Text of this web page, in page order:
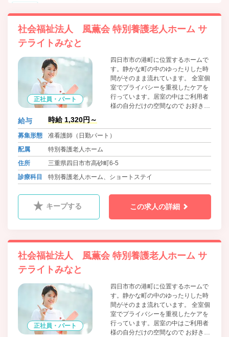
社会福祉法人 風薫会 特別養護老人ホーム サ
テライトみなと
正社員・パート
四日市市の港町に位置するホームで
す。静かな町の中のゆったりした時
間がそのまま流れています。 全室個
室でプライバシーを重視したケアを
行っています。居室の中はご利用者
様の自分だけの空間なので お好きな
給与 時給 1,320円～
募集形態
准看護師（日勤パート）
配属
特別養護老人ホーム
住所
三重県四日市市高砂町6-5
診療科目
特別養護老人ホーム、ショートステイ
キープする この求人の詳細
社会福祉法人 風薫会 特別養護老人ホーム サ
テライトみなと
正社員・パート
四日市市の港町に位置するホームで
す。静かな町の中のゆったりした時
間がそのまま流れています。 全室個
室でプライバシーを重視したケアを
行っています。居室の中はご利用者
様の自分だけの空間なので お好きな